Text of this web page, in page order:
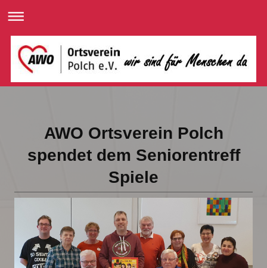
AWO Ortsverein Polch
spendet dem Seniorentreff
Spiele